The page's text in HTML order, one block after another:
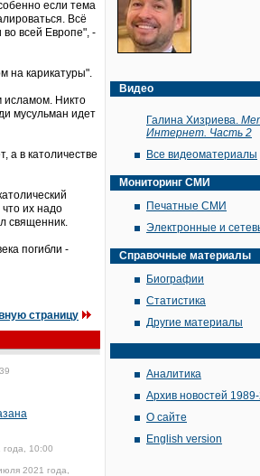
если тема
Всё
во всей Европе", -
на карикатуры".
исламом. Никто
мусульман идет
а в католичестве
их надо
священник.
погибли -
страницу
10:00
2021 года,
Видео
Галина Хизриева.
Интернет. Часть 2
Все видеоматериалы
Мониторинг СМИ
Печатные СМИ
Электронные и
Справочные материалы
Биографии
Статистика
Другие материалы
Аналитика
Архив новостей 1989-
О сайте
English version